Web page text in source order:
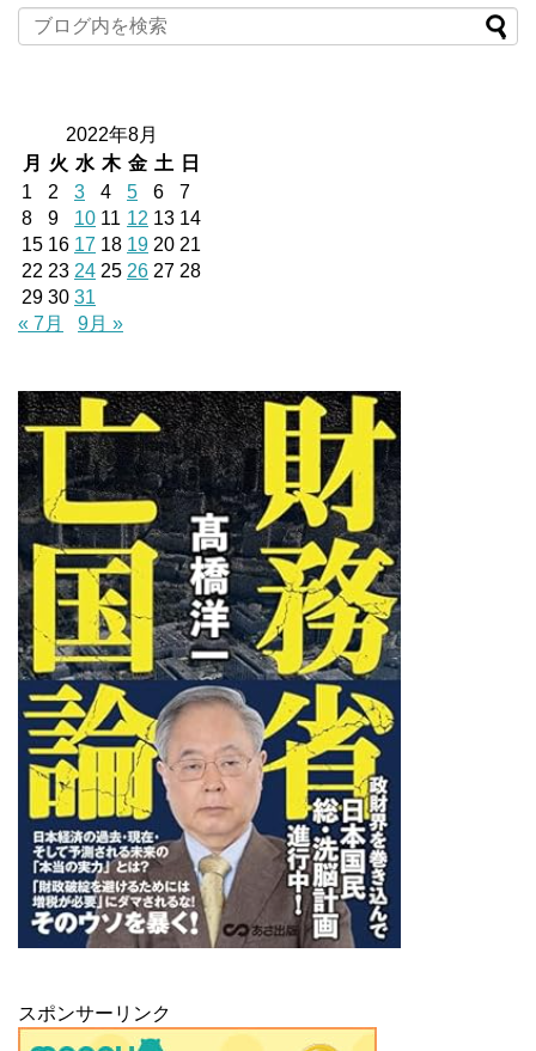
2022年8月
月
火 水 木 金 土
日
1
2 3 4 5 6
7
8
9 10 11 12 13 14
15 16 17 18 19 20 21
22 23 24 25 26 27 28
29 30 31
« 7月
9月 »
スポンサーリンク